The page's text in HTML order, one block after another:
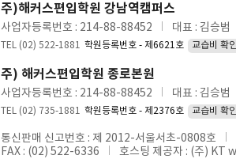
주)해커스편입학원 강남역캠퍼스
사업자등록번호 : 214-88-88452 대표 : 김승범
TEL (02) 522-1881 학원등록번호 - 제6621호 교습비 확
주) 해커스편입학원 종로본원
사업자등록번호 : 214-88-88452 대표 : 김승범
TEL (02) 735-1881 학원등록번호 - 제2376호 교습비 확
통신판매 신고번호 : 제 2012-서울서초-0808호
FAX : (02) 522-6336
호스팅 제공자 : (주)